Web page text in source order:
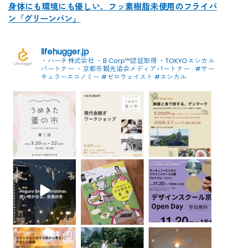
身体にも環境にも優しい、フッ素樹脂未使用のフライパ
ン「グリーンパン」
lifehugger.jp
・ハーチ株式会社 ・B Corp™認証取得 ・TOKYOエシカル
パートナー ・京都市観光協会メディアパートナー . #サー
キュラーエコノミー #ゼロウェイスト #エシカル